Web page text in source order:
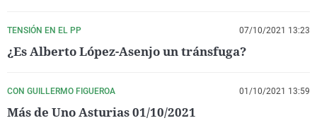
TENSIÓN EN EL PP 07/10/2021 13:23
¿Es Alberto López-Asenjo un tránsfuga?
CON GUILLERMO FIGUEROA 01/10/2021 13:59
Más de Uno Asturias 01/10/2021